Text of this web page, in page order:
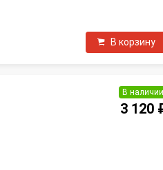
В корзину
В
3 120